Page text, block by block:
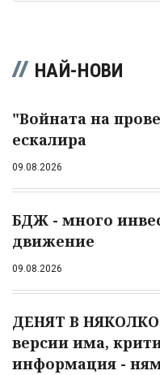
НАЙ-НОВИ
"Войната на
ескалира
09.08.2026
БДЖ - много
движение
09.08.2026
ДЕНЯТ В
версии има,
информация -